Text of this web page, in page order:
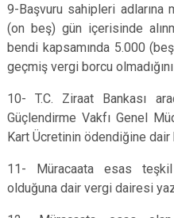
9-Başvuru sahipleri
(on beş) gün içerisinde
bendi kapsamında 5.000
geçmiş vergi borcu
10- T.C. Ziraat Bankası
Güçlendirme Vakfı Genel
Kart Ücretinin ödendiğine
11- Müracaata esas
olduğuna dair vergi dairesi